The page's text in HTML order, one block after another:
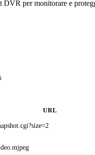
per monitorare e
URL